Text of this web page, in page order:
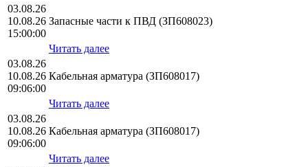
03.08.26
10.08.26
15:00:00
Запасные части к ПВД (ЗП608023)
Читать далее
03.08.26
10.08.26
09:06:00
Кабельная арматура (ЗП608017)
Читать далее
03.08.26
10.08.26
09:06:00
Кабельная арматура (ЗП608017)
Читать далее